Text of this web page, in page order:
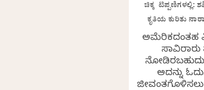
ಚಿಕ್ಕ
ಕೃತಿಯ ಕುರಿತು
ಅಮೆರಿಕದಂತಹ
ಸಾವಿರಾರು
ಅದನ್ನು
ಜೀವಂತಗೊಳಿಸಲು